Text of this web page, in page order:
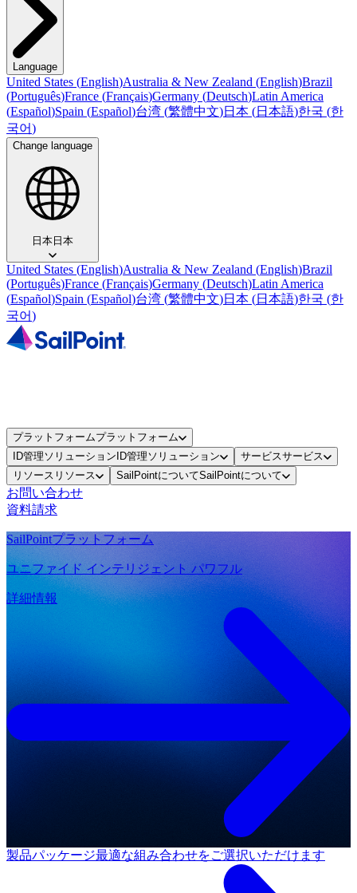
Language
United States (English)Australia & New Zealand (English)Brazil
(Português)France (Français)Germany (Deutsch)Latin America
(Español)Spain (Español)台湾 (繁體中文)日本 (日本語)한국 (한
국어)
Change language
日本日本
United States (English)Australia & New Zealand (English)Brazil
(Português)France (Français)Germany (Deutsch)Latin America
(Español)Spain (Español)台湾 (繁體中文)日本 (日本語)한국 (한
국어)
プラットフォームプラットフォーム
ID管理ソリューション ID管理ソリューション サービスサービス
リソース リソース SailPointについてSailPointについて
お問い合わせ
資料請求
SailPointプラットフォーム
ユニファイド インテリジェント パワフル
詳細情報
製品パッケージ最適な組み合わせをご選択いただけます